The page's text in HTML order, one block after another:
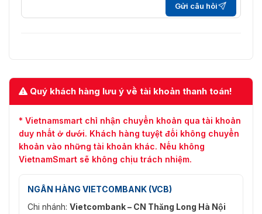
Gửi câu hỏi
Quý khách hàng lưu ý về tài khoản thanh toán!
* Vietnamsmart chỉ nhận chuyển khoản qua tài khoản
duy nhất ở dưới. Khách hàng tuyệt đối không chuyển
khoản vào những tài khoản khác. Nếu không
VietnamSmart sẽ không chịu trách nhiệm.
NGÂN HÀNG VIETCOMBANK (VCB)
Chi nhánh: Vietcombank – CN Thăng Long Hà Nội